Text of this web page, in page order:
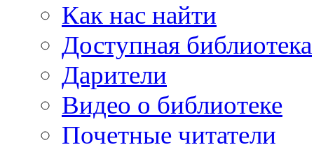
Как нас найти
Доступная библиотека
Дарители
Видео о библиотеке
Почетные читатели